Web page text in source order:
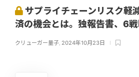
サプライチェーンリスク軽
済の機会とは。独報告書、6
クリューガー量子, 2024年10月23日